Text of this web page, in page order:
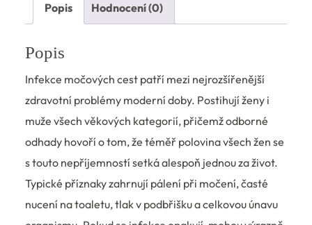
Popis Hodnocení (0)
Popis
Infekce močových cest patří mezi nejrozšířenější
zdravotní problémy moderní doby. Postihují ženy i
muže všech věkových kategorií, přičemž odborné
odhady hovoří o tom, že téměř polovina všech žen se
s touto nepříjemností setká alespoň jednou za život.
Typické příznaky zahrnují pálení při močení, časté
nucení na toaletu, tlak v podbřišku a celkovou únavu